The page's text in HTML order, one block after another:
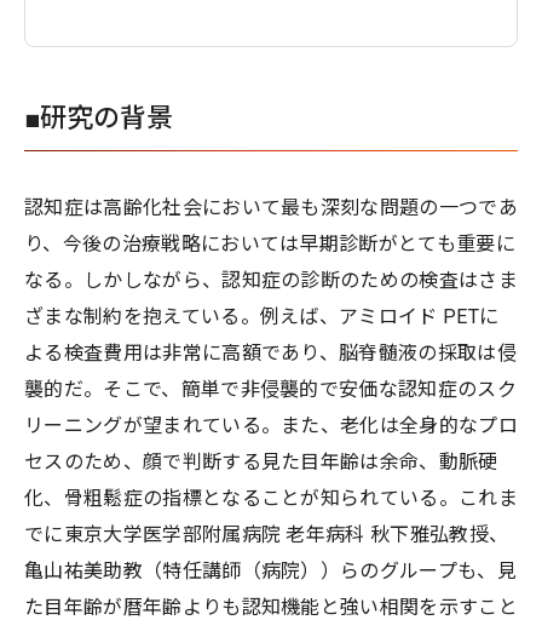
■研究の背景
認知症は高齢化社会において最も深刻な問題の一つであ
り、今後の治療戦略においては早期診断がとても重要に
なる。しかしながら、認知症の診断のための検査はさま
ざまな制約を抱えている。例えば、アミロイド PETに
よる検査費用は非常に高額であり、脳脊髄液の採取は侵
襲的だ。そこで、簡単で非侵襲的で安価な認知症のスク
リーニングが望まれている。また、老化は全身的なプロ
セスのため、顔で判断する見た目年齢は余命、動脈硬
化、骨粗鬆症の指標となることが知られている。これま
でに東京大学医学部附属病院 老年病科 秋下雅弘教授、
亀山祐美助教（特任講師（病院））らのグループも、見
た目年齢が暦年齢よりも認知機能と強い相関を示すこと